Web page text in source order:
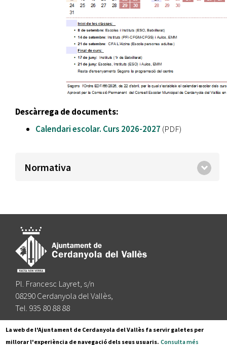
Descàrrega de documents:
Calendari escolar. Curs 2026-2027 (PDF)
Normativa
Pl. Francesc Layret, s/n
08290 Cerdanyola del Vallès,
Tel. 935 80 88 88
Segueix-nos a:
La web de l'Ajuntament de Cerdanyola del Vallès fa servir galetes per
millorar l'experiència de navegació dels seus usuaris. Consulta més